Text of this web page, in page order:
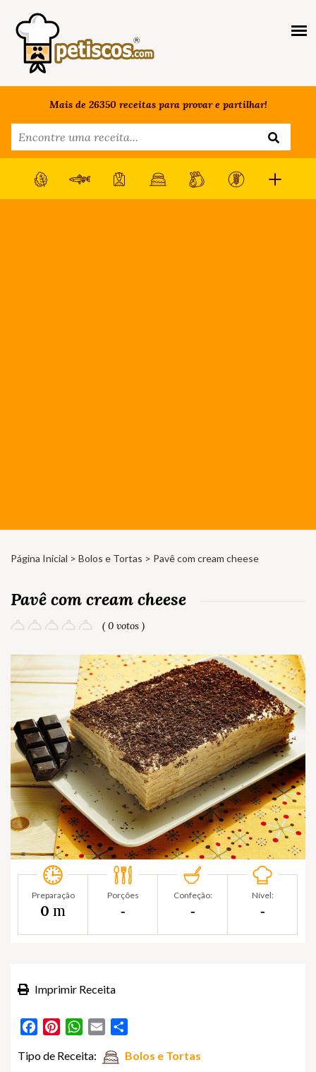
Mais de 26350 receitas para provar e partilhar!
Página Inicial > Bolos e Tortas > Pavê com cream cheese
Pavê com cream cheese
( 0 votos )
Preparação
0 m
Porções
‐
Confeção:
‐
Nível:
‐
Imprimir Receita
FacebookPinterestWhatsApp
Email
Tipo de Receita: Bolos e Tortas